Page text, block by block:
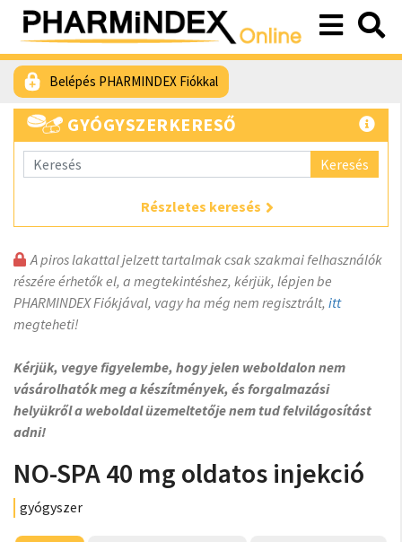
Belépés PHARMINDEX Fiókkal
GYÓGYSZERKERESŐ
Keresés
Részletes keresés
A piros lakattal jelzett tartalmak csak szakmai felhasználók
részére érhetők el, a megtekintéshez, kérjük, lépjen be
PHARMINDEX Fiókjával, vagy ha még nem regisztrált, itt
megteheti!
Kérjük, vegye figyelembe, hogy jelen weboldalon nem
vásárolhatók meg a készítmények, és forgalmazási
helyükről a weboldal üzemeltetője nem tud felvilágosítást
adni!
NO-SPA 40 mg oldatos injekció
gyógyszer